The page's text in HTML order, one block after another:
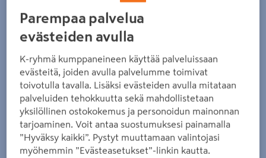
Zoomaa kuvaa sormilla kosketusnäytöllä
Parempaa palvelua
evästeiden avulla
K-ryhmä kumppaneineen käyttää palveluissaan
evästeitä, joiden avulla palvelumme toimivat
toivotulla tavalla. Lisäksi evästeiden avulla mitataan
palveluiden tehokkuutta sekä mahdollistetaan
yksilöllinen ostokokemus ja personoidun mainonnan
tarjoaminen. Voit antaa suostumuksesi painamalla
”Hyväksy kaikki”. Pystyt muuttamaan valintojasi
myöhemmin ”Evästeasetukset”-linkin kautta.